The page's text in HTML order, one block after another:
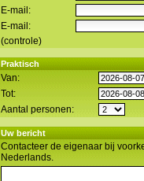
E-mail:
E-mail:
(controle)
Praktisch
Van:
Tot:
Aantal personen:
Uw bericht
Contacteer de eigenaar bij
Nederlands.